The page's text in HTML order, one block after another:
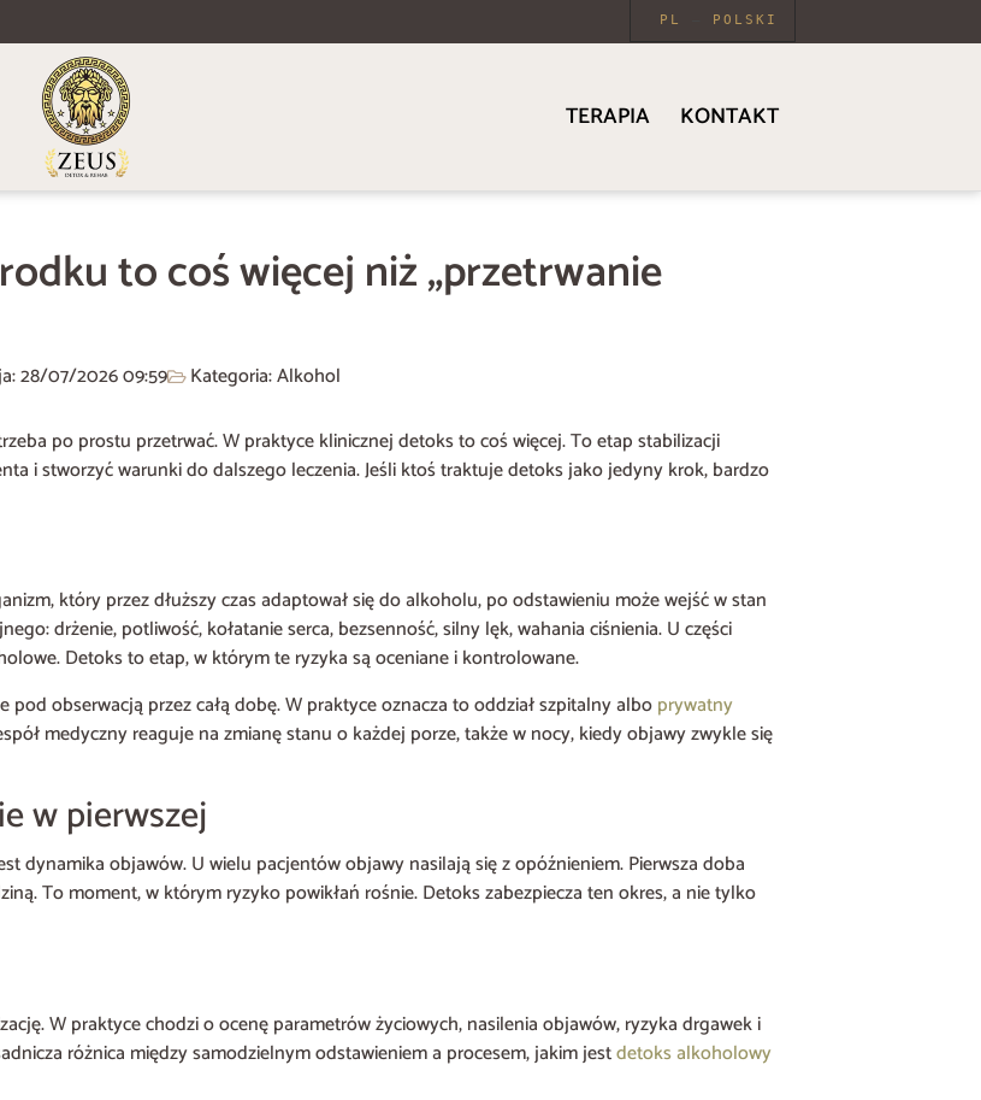
POLSKI
PL
TERAPIA KONTAKT
to coś więcej niż „przetrwanie
28/07/202609:59 Kategoria:Alkohol
po prostu przetrwać. W praktyce klinicznej detoks to coś więcej. To etap stabilizacji
i stworzyć warunki do dalszego leczenia. Jeśli ktoś traktuje detoks jako jedyny krok, bardzo
który przez dłuższy czas adaptował się do alkoholu, po odstawieniu może wejść w stan
drżenie, potliwość, kołatanie serca, bezsenność, silny lęk, wahania ciśnienia. U części
Detoks to etap, w którym te ryzyka są oceniane i kontrolowane.
obserwacją przez całą dobę. W praktyce oznacza to oddział szpitalny alboprywatny
medyczny reaguje na zmianę stanu o każdej porze, także w nocy, kiedy objawy zwykle się
w pierwszej
dynamika objawów. U wielu pacjentów objawy nasilają się z opóźnieniem. Pierwsza doba
To moment, w którym ryzyko powikłań rośnie. Detoks zabezpiecza ten okres, a nie tylko
W praktyce chodzi o ocenę parametrów życiowych, nasilenia objawów, ryzyka drgawek i
różnica między samodzielnym odstawieniem a procesem, jakim jestdetoks alkoholowy